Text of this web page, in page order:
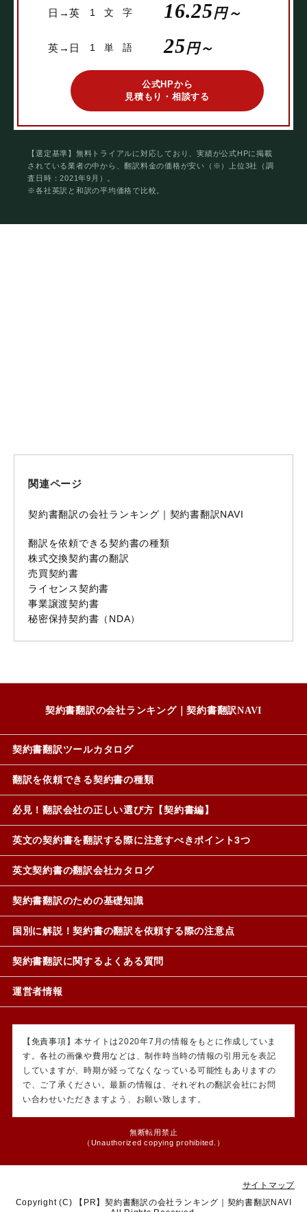
日→英 1文字 16.25円～
英→日 1単語 25円～
公式HPから
見積もり・相談する
【選定基準】無料トライアルに対応しており、実績が公式HPに掲載
されている業者の中から、翻訳料金の価格が安い（※）上位3社（調
査日時：2021年9月）。
※各社英訳と和訳の平均価格で比較。
関連ページ
契約書翻訳の会社ランキング｜契約書翻訳NAVI
翻訳を依頼できる契約書の種類
株式交換契約書の翻訳
売買契約書
ライセンス契約書
事業譲渡契約書
秘密保持契約書（NDA）
契約書翻訳の会社ランキング｜契約書翻訳NAVI
契約書翻訳ツールカタログ
翻訳を依頼できる契約書の種類
必見！翻訳会社の正しい選び方【契約書編】
英文の契約書を翻訳する際に注意すべきポイント3つ
英文契約書の翻訳会社カタログ
契約書翻訳のための基礎知識
国別に解説！契約書の翻訳を依頼する際の注意点
契約書翻訳に関するよくある質問
運営者情報
【免責事項】本サイトは2020年7月の情報をもとに作成していま
す。各社の画像や費用などは、制作時当時の情報の引用元を表記
していますが、時期が経ってなくなっている可能性もありますの
で、ご了承ください。最新の情報は、それぞれの翻訳会社にお問
い合わせいただきますよう、お願い致します。
無断転用禁止
（Unauthorized copying prohibited.）
サイトマップ
Copyright (C)
契約書翻訳の会社ランキング｜契約書翻訳NAVI